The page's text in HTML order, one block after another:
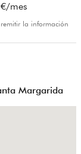
€/mes
la información
Margarida